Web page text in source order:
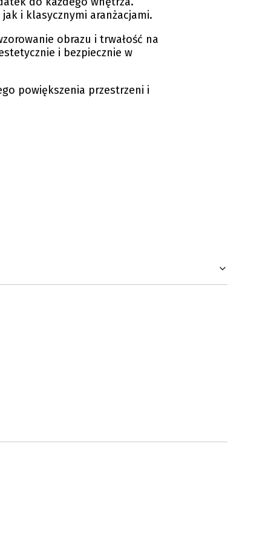
i klasycznymi aranżacjami.
obrazu i trwałość na
i bezpiecznie w
powiększenia przestrzeni i